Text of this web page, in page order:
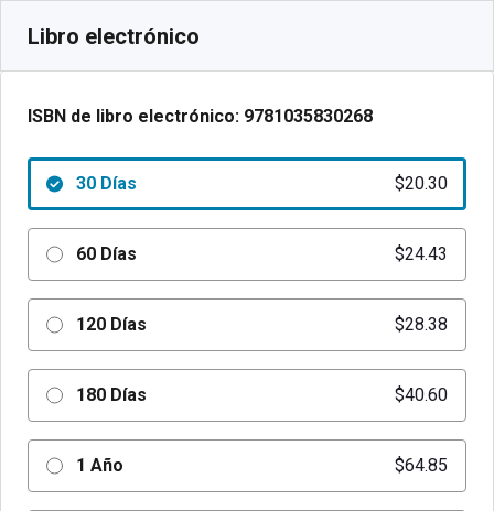
Libro electrónico
ISBN de libro electrónico: 9781035830268
30 Días $20.30
60 Días $24.43
120 Días $28.38
180 Días $40.60
1 Año $64.85